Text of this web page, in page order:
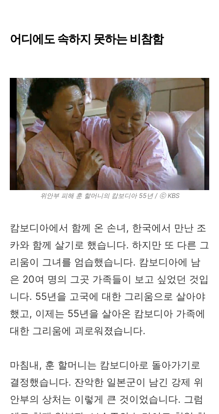
어디에도 속하지 못하는 비참함
위안부 피해 훈 할머니의 캄보디아 55년 / ⓒ KBS
캄보디아에서 함께 온 손녀, 한국에서 만난 조
카와 함께 살기로 했습니다. 하지만 또 다른 그
리움이 그녀를 엄습했습니다. 캄보디아에 남
은 20여 명의 그곳 가족들이 보고 싶었던 것입
니다. 55년을 고국에 대한 그리움으로 살아야
했고, 이제는 55년을 살아온 캄보디아 가족에
대한 그리움에 괴로워졌습니다.
마침내, 훈 할머니는 캄보디아로 돌아가기로
결정했습니다. 잔악한 일본군이 남긴 강제 위
안부의 상처는 이렇게 큰 것이었습니다. 그럼